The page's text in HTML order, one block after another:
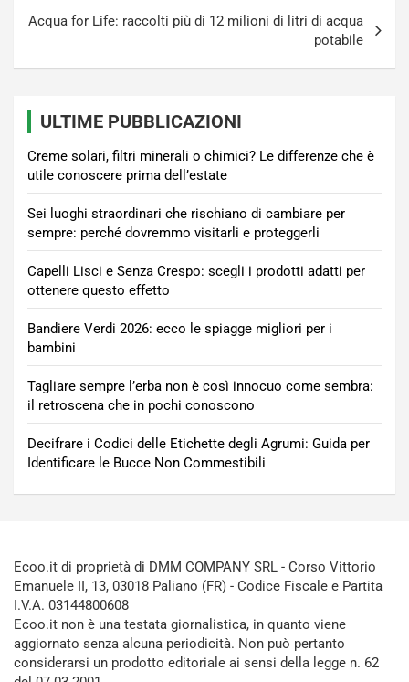
Acqua for Life: raccolti più di 12 milioni di litri di acqua
potabile
ULTIME PUBBLICAZIONI
Creme solari, filtri minerali o chimici? Le differenze che è
utile conoscere prima dell’estate
Sei luoghi straordinari che rischiano di cambiare per
sempre: perché dovremmo visitarli e proteggerli
Capelli Lisci e Senza Crespo: scegli i prodotti adatti per
ottenere questo effetto
Bandiere Verdi 2026: ecco le spiagge migliori per i
bambini
Tagliare sempre l’erba non è così innocuo come sembra:
il retroscena che in pochi conoscono
Decifrare i Codici delle Etichette degli Agrumi: Guida per
Identificare le Bucce Non Commestibili
Ecoo.it di proprietà di DMM COMPANY SRL - Corso Vittorio
Emanuele II, 13, 03018 Paliano (FR) - Codice Fiscale e Partita
I.V.A. 03144800608
Ecoo.it non è una testata giornalistica, in quanto viene
aggiornato senza alcuna periodicità. Non può pertanto
considerarsi un prodotto editoriale ai sensi della legge n. 62